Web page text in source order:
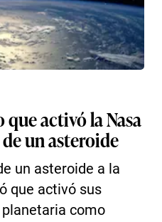
activó la Nasa
un asteroide
un asteroide a la
que activó sus
como